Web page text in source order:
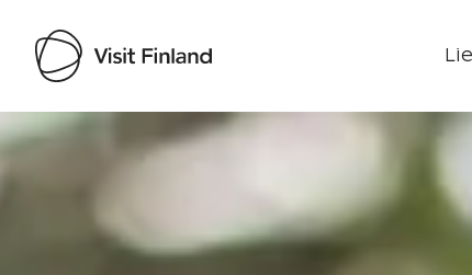
Visit Finland